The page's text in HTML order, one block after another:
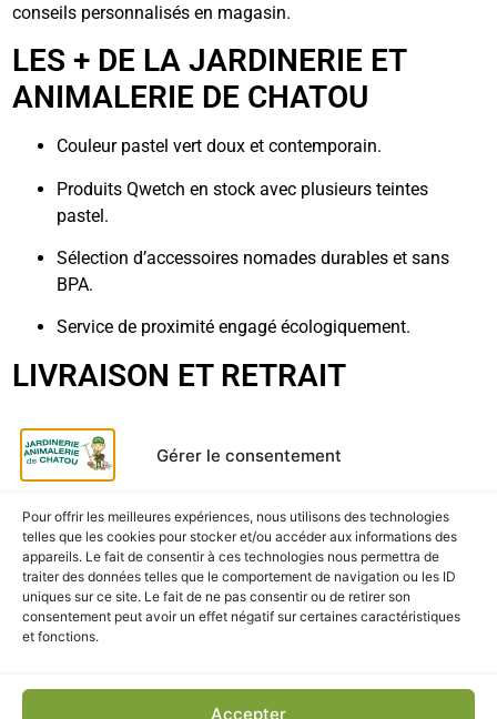
Gérer le consentement
Pour offrir les meilleures expériences, nous utilisons des technologies
telles que les cookies pour stocker et/ou accéder aux informations des
appareils. Le fait de consentir à ces technologies nous permettra de
traiter des données telles que le comportement de navigation ou les ID
uniques sur ce site. Le fait de ne pas consentir ou de retirer son
consentement peut avoir un effet négatif sur certaines caractéristiques
et fonctions.
Accepter
conseils personnalisés en magasin.
LES + DE LA JARDINERIE ET
ANIMALERIE DE CHATOU
Couleur pastel vert doux et contemporain.
Produits Qwetch en stock avec plusieurs teintes
pastel.
Sélection d’accessoires nomades durables et sans
BPA.
Service de proximité engagé écologiquement.
LIVRAISON ET RETRAIT
Retrait gratuit et rapide en magasin à la Jardinerie et
Animalerie de Chatou.
sur place.
Emballage soigné protégeant la finition pastel lors du
transport.